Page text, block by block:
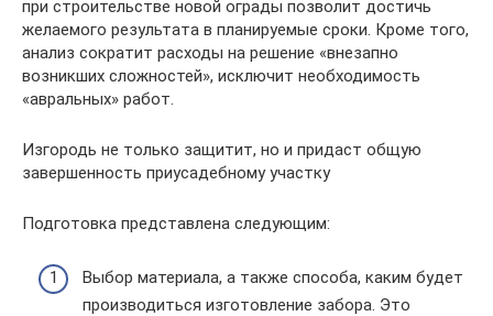
при строительстве новой ограды позволит достичь
желаемого результата в планируемые сроки. Кроме того,
анализ сократит расходы на решение «внезапно
возникших сложностей», исключит необходимость
«авральных» работ.
Изгородь не только защитит, но и придаст общую
завершенность приусадебному участку
Подготовка представлена следующим:
Выбор материала, а также способа, каким будет
производиться изготовление забора. Это